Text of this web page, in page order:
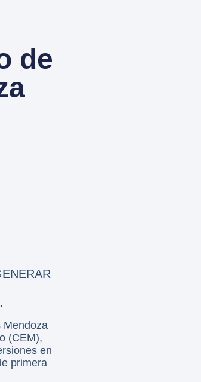
de
Mendoza
(CEM),
en
primera